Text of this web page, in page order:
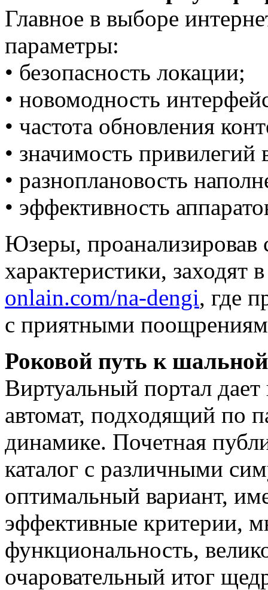
Главное в выборе
параметры:
• безопасность локации;
• новомодность
• частота обновления
• значимость привилегий
• разноплановость
• эффективность
Юзеры, проанализировав
характеристики, заходят
onlain.com/na-dengi, где
с приятными
Роковой путь к шальной
Виртуальный портал
автомат, подходящий по
динамике. Почетная
каталог с различными
оптимальный вариант,
эффективные критерии,
функциональность,
очаровательный итог